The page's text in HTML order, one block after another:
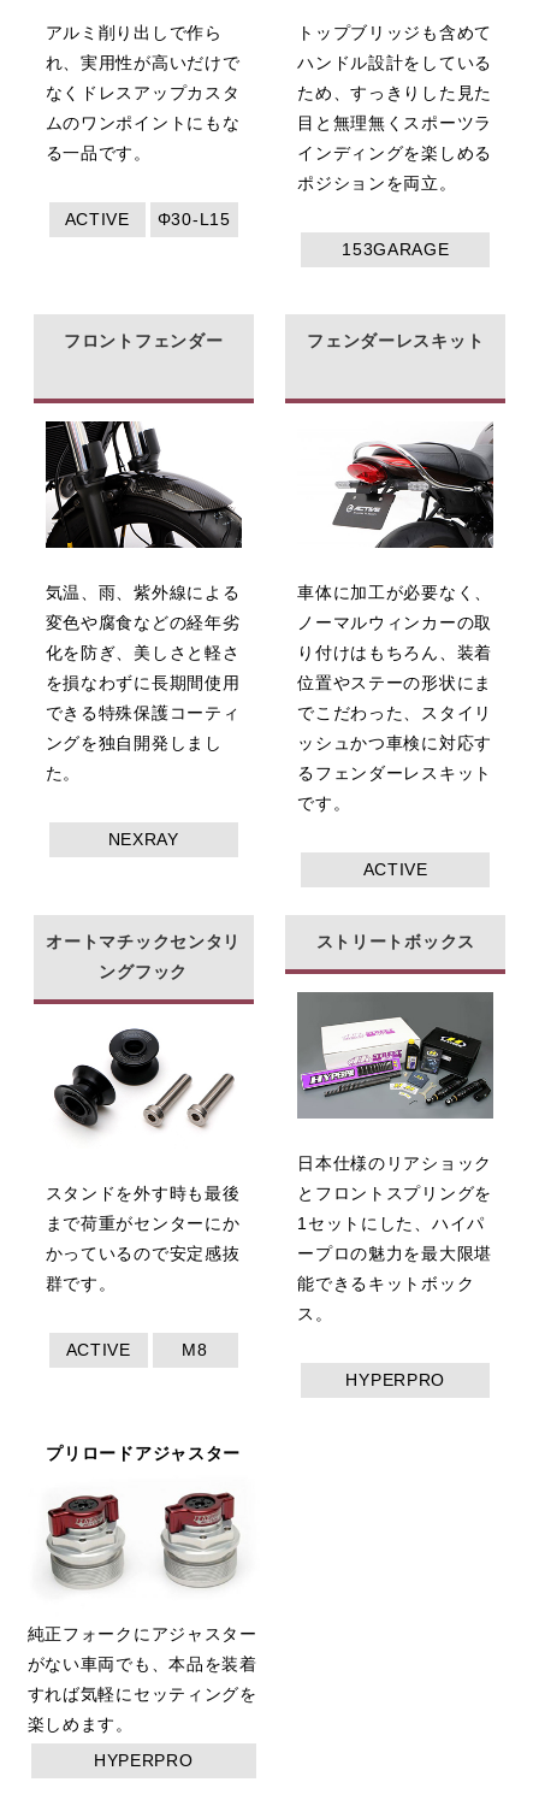
アルミ削り出しで作ら
れ、実用性が高いだけで
なくドレスアップカスタ
ムのワンポイントにもな
る一品です。
ACTIVE Φ30-L15
トップブリッジも含めて
ハンドル設計をしている
ため、すっきりした見た
目と無理無くスポーツラ
インディングを楽しめる
ポジションを両立。
153GARAGE
フロントフェンダー
気温、雨、紫外線による
変色や腐食などの経年劣
化を防ぎ、美しさと軽さ
を損なわずに長期間使用
できる特殊保護コーティ
ングを独自開発しまし
た。
NEXRAY
フェンダーレスキット
車体に加工が必要なく、
ノーマルウィンカーの取
り付けはもちろん、装着
位置やステーの形状にま
でこだわった、スタイリ
ッシュかつ車検に対応す
るフェンダーレスキット
です。
ACTIVE
オートマチックセンタリ
ングフック
スタンドを外す時も最後
まで荷重がセンターにか
かっているので安定感抜
群です。
ACTIVE M8
ストリートボックス
日本仕様のリアショック
とフロントスプリングを
1セットにした、ハイパ
ープロの魅力を最大限堪
能できるキットボック
ス。
HYPERPRO
プリロードアジャスター
純正フォークにアジャスター
がない車両でも、本品を装着
すれば気軽にセッティングを
楽しめます。
HYPERPRO